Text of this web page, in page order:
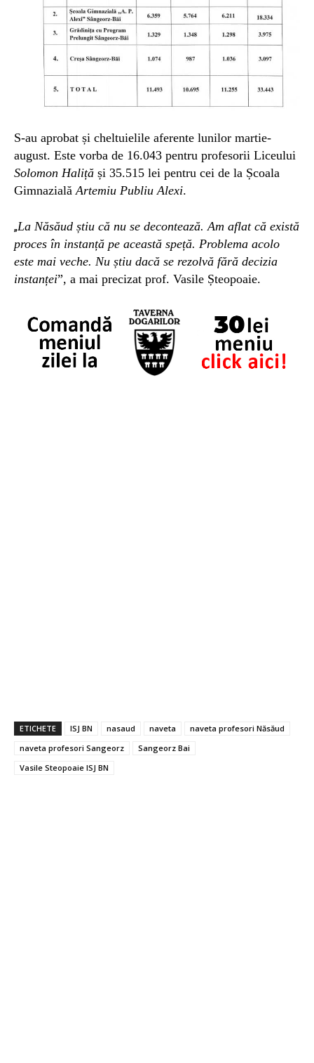
S-au aprobat și cheltuielile aferente lunilor martie-
august. Este vorba de 16.043 pentru profesorii Liceului
Solomon Haliță și 35.515 lei pentru cei de la Școala
Gimnazială Artemiu Publiu Alexi.
„La Năsăud știu că nu se decontează. Am aflat că există
proces în instanță pe această speță. Problema acolo
este mai veche. Nu știu dacă se rezolvă fără decizia
instanței”, a mai precizat prof. Vasile Șteopoaie.
ETICHETE ISJ BN nasaud naveta
naveta profesori Năsăud
naveta profesori Sangeorz
Sangeorz Bai
Vasile Steopoaie ISJ BN